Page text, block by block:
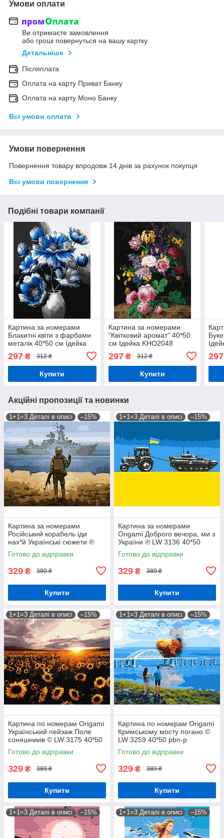
Умови оплати
Ви отримаєте замовлення
або гроші повернуться на вашу картку
Детальніше
Післяплата
Оплата на карту Приват Банку
Оплата на карту Моно Банку
Всі умови оплати
Умови повернення
Повернення товару впродовж 14 днів за рахунок покупця
Всі умови повернення
Подібні товари компанії
Картина за номерами
Блакитні квіти з фарбами
металік 40*50 см Ідейка
297 ₴ 312 ₴
Купити
Картина за номерами
"Квітковий аромат" 40*50
см Ідейка KHO2048
297₴ 312 ₴
Купити
297
Акційні пропозиції та новинки
1+1=3 Деталі в описі –15%
Картина за номерами
Російський корабель іди
нах*й Українські сюжети ℗
40*50 см Орігамі LW 3126
Готово до відправки
329 ₴ 389 ₴
Купити
1+1=3 Деталі в описі –15%
Картина за номерами
Origami Доброго вечора, ми з
України ℗ LW 3136 40*50
pbn-p
Готово до відправки
329 ₴ 389 ₴
Купити
1+1=3 Деталі в описі –15%
Картина по номерам Origamі
Український пейзаж Поле
соняшників © LW 3175 40*50
pbn-p
Готово до відправки
329 ₴ 389 ₴
Купити
1+1=3 Деталі в описі –15%
Картина по номерам Origamі
Кримському мосту погано ©
LW 3259 40*50 pbn-p
Готово до відправки
329 ₴ 389 ₴
Купити
1+1=3 Деталі в описі –15% 1+1=3 Деталі в описі –15%